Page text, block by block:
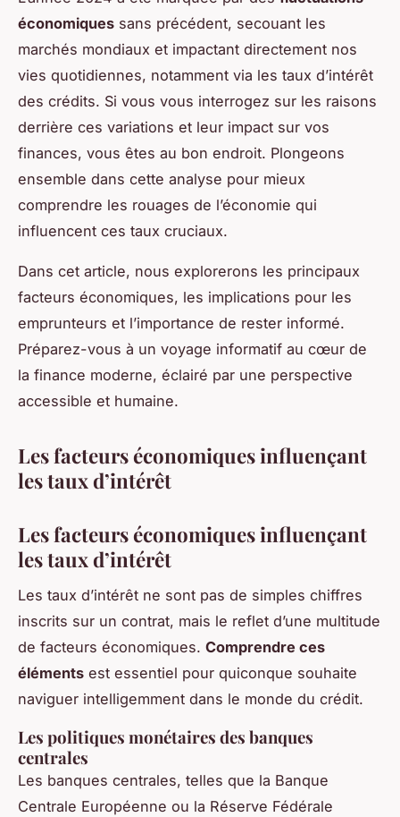
économiques sans précédent, secouant les
marchés mondiaux et impactant directement nos
vies quotidiennes, notamment via les taux d’intérêt
des crédits. Si vous vous interrogez sur les raisons
derrière ces variations et leur impact sur vos
finances, vous êtes au bon endroit. Plongeons
ensemble dans cette analyse pour mieux
comprendre les rouages de l’économie qui
influencent ces taux cruciaux.
Dans cet article, nous explorerons les principaux
facteurs économiques, les implications pour les
emprunteurs et l’importance de rester informé.
Préparez-vous à un voyage informatif au cœur de
la finance moderne, éclairé par une perspective
accessible et humaine.
Les facteurs économiques influençant
les taux d’intérêt
Les facteurs économiques influençant
les taux d’intérêt
Les taux d’intérêt ne sont pas de simples chiffres
inscrits sur un contrat, mais le reflet d’une multitude
de facteurs économiques. Comprendre ces
éléments est essentiel pour quiconque souhaite
naviguer intelligemment dans le monde du crédit.
Les politiques monétaires des banques
centrales
Les banques centrales, telles que la Banque
Centrale Européenne ou la Réserve Fédérale